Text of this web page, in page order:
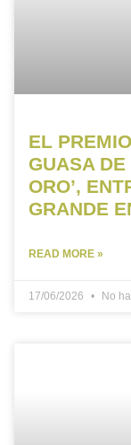
EL
GUASA
ORO’,
GRANDE
READ MORE »
17/06/2026 No